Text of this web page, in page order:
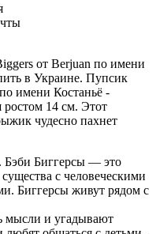
от Berjuan по имени
в Украине. Пупсик
имени Костаньё -
14 см. Этот
чудесно пахнет
Бэби Биггерсы — это
с человеческими
Биггерсы живут рядом с
мысли и угадывают